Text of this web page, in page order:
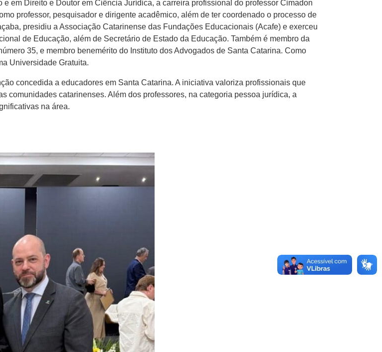
em Direito e Doutor em Ciência Jurídica, a carreira profissional do professor Cimadon
professor, pesquisador e dirigente acadêmico, além de ter coordenado o processo de
presidiu a Associação Catarinense das Fundações Educacionais (Acafe) e exerceu
de Educação, além de Secretário de Estado da Educação. Também é membro da
35, e membro benemérito do Instituto dos Advogados de Santa Catarina. Como
Universidade Gratuita.
concedida a educadores em Santa Catarina. A iniciativa valoriza profissionais que
comunidades catarinenses. Além dos professores, na categoria pessoa jurídica, a
na área.